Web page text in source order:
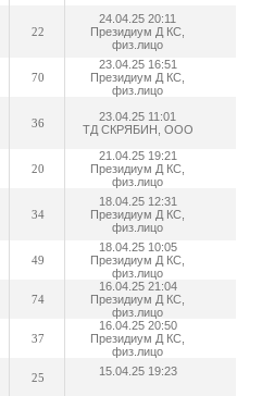
22
24.04.25 20:11
Президиум Д КС,
физ.лицо
70
23.04.25 16:51
Президиум Д КС,
физ.лицо
36
23.04.25 11:01
ТД СКРЯБИН, ООО
20
21.04.25 19:21
Президиум Д КС,
физ.лицо
34
18.04.25 12:31
Президиум Д КС,
физ.лицо
49
18.04.25 10:05
Президиум Д КС,
физ.лицо
74
16.04.25 21:04
Президиум Д КС,
физ.лицо
37
16.04.25 20:50
Президиум Д КС,
физ.лицо
25 15.04.25 19:23